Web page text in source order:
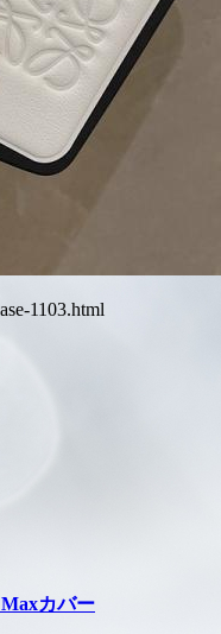
1103.html
Maxカバー